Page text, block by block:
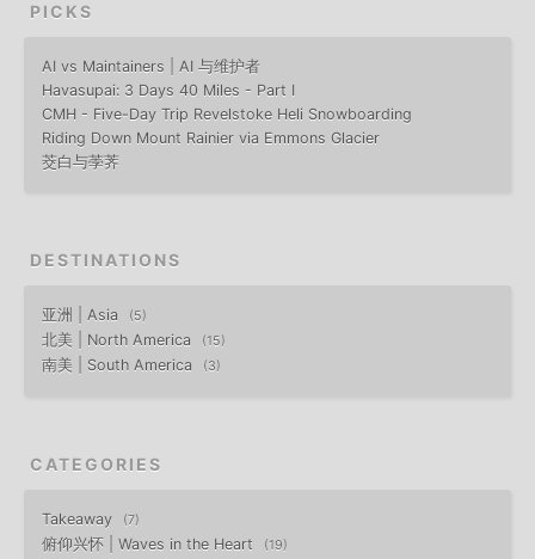
PICKS
AI vs Maintainers | AI 与维护者
Havasupai: 3 Days 40 Miles - Part I
CMH - Five-Day Trip Revelstoke Heli Snowboarding
Riding Down Mount Rainier via Emmons Glacier
茭白与荸荠
DESTINATIONS
亚洲 | Asia 5
北美 | North America 15
南美 | South America 3
CATEGORIES
Takeaway 7
俯仰兴怀 | Waves in the Heart 19